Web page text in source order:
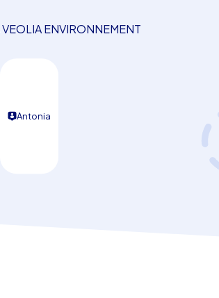
ENVIRONNEMENT
Antonia